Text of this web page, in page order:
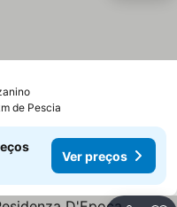
Ver preços
de Pescia
Ver preços